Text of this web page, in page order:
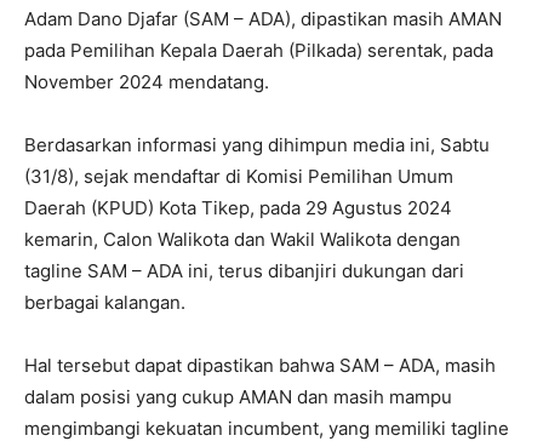
Adam Dano Djafar (SAM – ADA), dipastikan masih AMAN
pada Pemilihan Kepala Daerah (Pilkada) serentak, pada
November 2024 mendatang.
Berdasarkan informasi yang dihimpun media ini, Sabtu
(31/8), sejak mendaftar di Komisi Pemilihan Umum
Daerah (KPUD) Kota Tikep, pada 29 Agustus 2024
kemarin, Calon Walikota dan Wakil Walikota dengan
tagline SAM – ADA ini, terus dibanjiri dukungan dari
berbagai kalangan.
Hal tersebut dapat dipastikan bahwa SAM – ADA, masih
dalam posisi yang cukup AMAN dan masih mampu
mengimbangi kekuatan incumbent, yang memiliki tagline